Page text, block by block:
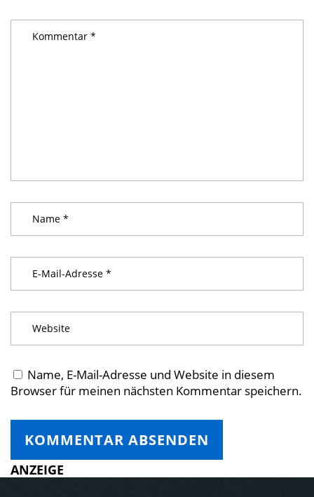
Name, E-Mail-Adresse und Website in diesem
Browser für meinen nächsten Kommentar speichern.
ANZEIGE